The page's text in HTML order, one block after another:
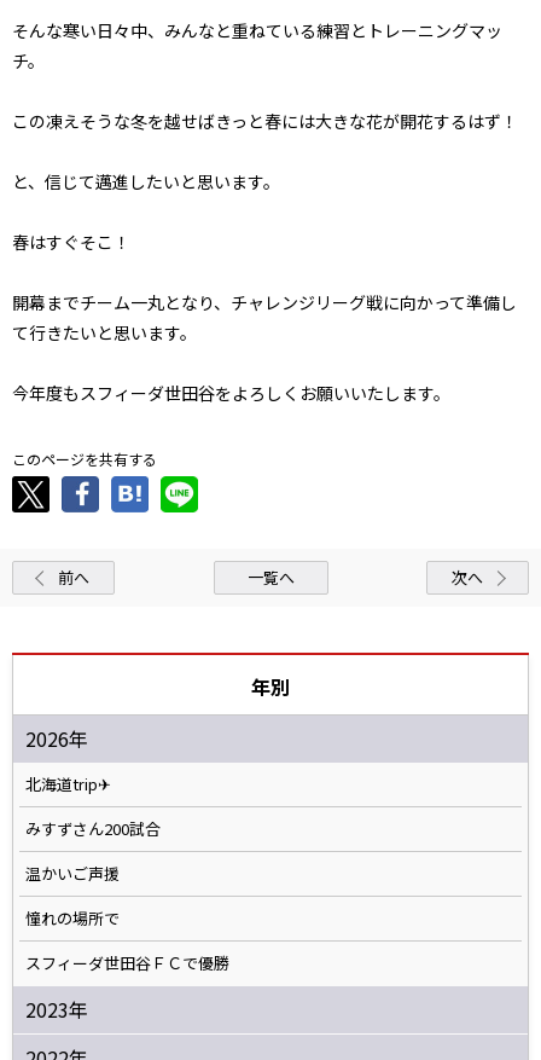
そんな寒い日々中、みんなと重ねている練習とトレーニングマッ
チ。
この凍えそうな冬を越せばきっと春には大きな花が開花するはず！
と、信じて邁進したいと思います。
春はすぐそこ！
開幕までチーム一丸となり、チャレンジリーグ戦に向かって準備し
て行きたいと思います。
今年度もスフィーダ世田谷をよろしくお願いいたします。
このページを共有する
前へ 一覧へ 次へ
年別
2026年
北海道trip✈
みすずさん200試合
温かいご声援
憧れの場所で
スフィーダ世田谷ＦＣで優勝
2023年